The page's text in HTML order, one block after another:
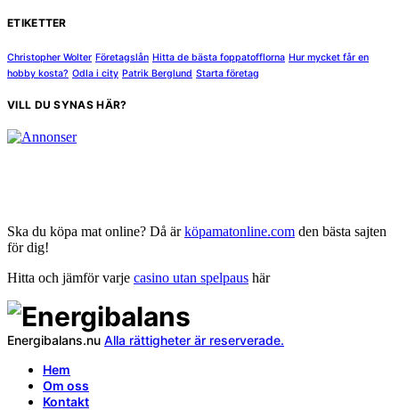
ETIKETTER
Christopher Wolter Företagslån Hitta de bästa foppatofflorna Hur mycket får en
hobby kosta? Odla i city Patrik Berglund Starta företag
VILL DU SYNAS HÄR?
Ska du köpa mat online? Då ärköpamatonline.com den bästa sajten
för dig!
Hitta och jämför varje casino utan spelpaus här
Energibalans.nu Alla rättigheter är reserverade.
Hem
Om oss
Kontakt